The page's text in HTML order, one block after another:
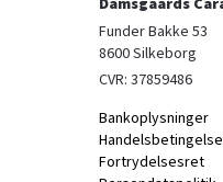
Damsgaards
Funder Bakke 53
8600 Silkeborg
CVR: 37859486
Bankoplysninger
Fortrydelsesret